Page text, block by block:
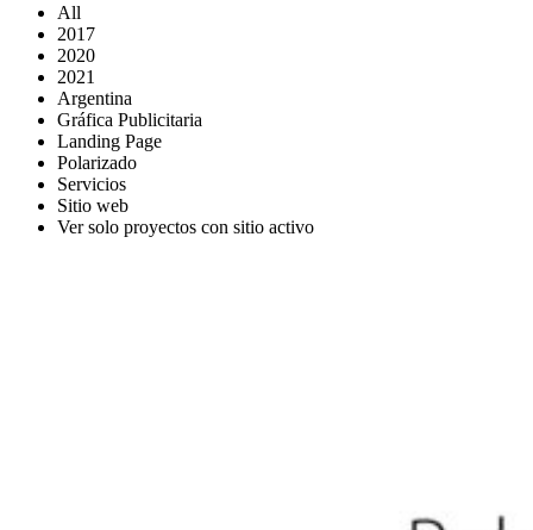
All
2017
2020
2021
Argentina
Gráfica Publicitaria
Landing Page
Polarizado
Servicios
Sitio web
Ver solo proyectos con sitio activo